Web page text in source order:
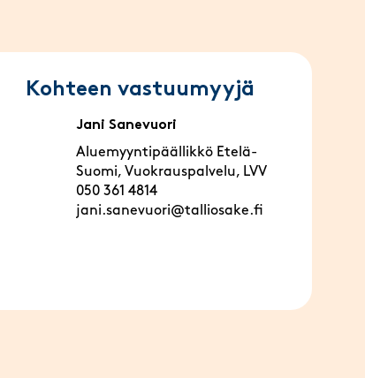
Kohteen vastuumyyjä
Jani Sanevuori
Aluemyyntipäällikkö Etelä-
Suomi, Vuokrauspalvelu, LVV
050 361 4814
jani.sanevuori@talliosake.fi